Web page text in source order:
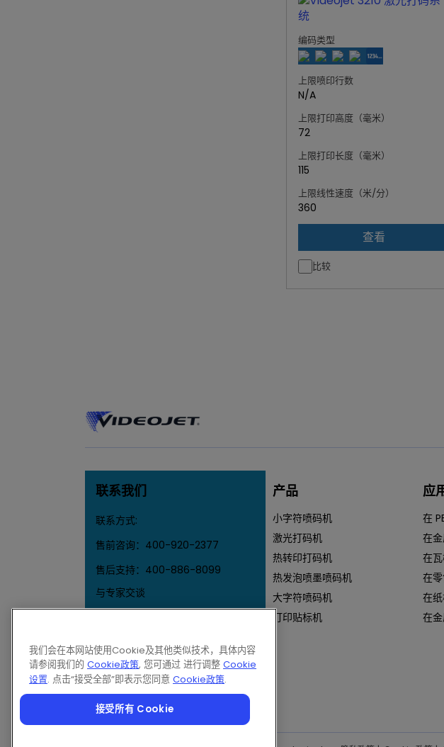
编码类型
上限喷印行数
N/A
上限打印高度（毫米）
72
上限打印长度（毫米）
115
上限线性速度（米/分）
360
查看
比较
联系我们
联系方式:
售前咨询： 400-920-2377
售后支持： 400-886-8099
与专家交谈
Email伟迪捷
产品
小字符喷码机
激光打码机
热转印打码机
热发泡喷墨喷码机
大字符喷码机
打印贴标机
应
在
在
在
在
在
在
我们会在本网站使用Cookie及其他类似技术，具体内容
请参阅我们的 Cookie政策, 您可通过 进行调整 Cookie
设置. 点击“接受全部”即表示您同意 Cookie政策.
接受所有 Cookie